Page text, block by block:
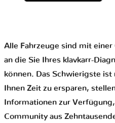
Alle Fahrzeuge sind mit
an die Sie Ihres klavkarr-
können. Das Schwierigste
Ihnen Zeit zu ersparen,
Informationen zur
Community aus